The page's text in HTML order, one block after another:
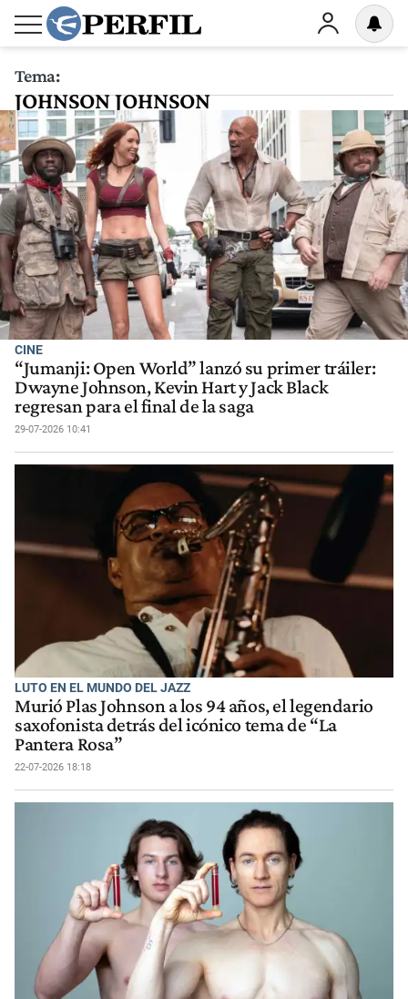
Tema:
JOHNSON JOHNSON
CINE
“Jumanji: Open World” lanzó su primer tráiler:
Dwayne Johnson, Kevin Hart y Jack Black
regresan para el final de la saga
29-07-2026 10:41
LUTO EN EL MUNDO DEL JAZZ
Murió Plas Johnson a los 94 años, el legendario
saxofonista detrás del icónico tema de “La
Pantera Rosa”
22-07-2026 18:18